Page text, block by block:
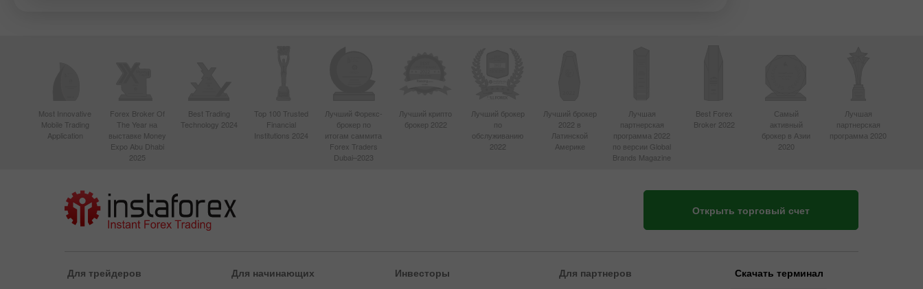
Most Innovative
Mobile Trading
Application
Forex Broker Of
The Year на
выставке Money
Expo Abu Dhabi
2025
Best Trading
Technology 2024
Top 100 Trusted
Financial
Institutions 2024
Лучший Форекс-
брокер по
итогам саммита
Forex Traders
Dubai–2023
Лучший крипто
брокер 2022
Лучший брокер
по
обслуживанию
2022
Лучший брокер
2022 в
Латинской
Америке
Лучшая
партнерская
программа 2022
по версии Global
Brands Magazine
Best Forex
Broker 2022
Самый
активный
брокер в Азии
2020
Лучшая
партнерская
программа 2020
Открыть торговый счет
Для трейдеров
Для начинающих
Инвесторы
Для партнеров
Скачать терминал